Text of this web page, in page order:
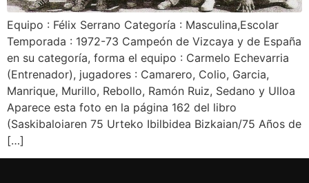
Equipo : Félix Serrano Categoría : Masculina,Escolar
Temporada : 1972-73 Campeón de Vizcaya y de España
en su categoría, forma el equipo : Carmelo Echevarria
(Entrenador), jugadores : Camarero, Colio, Garcia,
Manrique, Murillo, Rebollo, Ramón Ruiz, Sedano y Ulloa
Aparece esta foto en la página 162 del libro
(Saskibaloiaren 75 Urteko Ibilbidea Bizkaian/75 Años de
[…]